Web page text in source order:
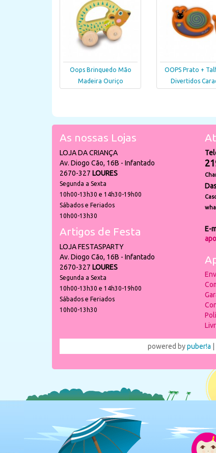
Oops Brinquedo Mão
Madeira Ouriço
OOPS Prato +
Divertidos
As nossas Lojas
LOJA DA CRIANÇA
Av. Diogo Cão, 16B - Infantado
2670-327 LOURES
Segunda a Sexta
10h00-13h30 e 14h30-19h00
Sábados e Feriados
10h00-13h30
Artigos de Festa
LOJA FESTASPARTY
Av. Diogo Cão, 16B - Infantado
2670-327 LOURES
Segunda a Sexta
10h00-13h30 e 14h30-19h00
Sábados e Feriados
10h00-13h30
E-
powered bypuber!a